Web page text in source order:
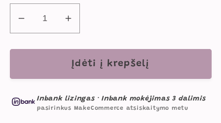
Sumažinti
Viga
Žaislas
Medinė
Ūkis
Padidinti
Viga
Žaislas
Vaikams
Medinė
Ūkis
Įdėti į krepšelį
Inbank lizingas ·Inbank mokėjimas 3 dalimis
pasirinkus MakeCommerce atsiskaitymo metu